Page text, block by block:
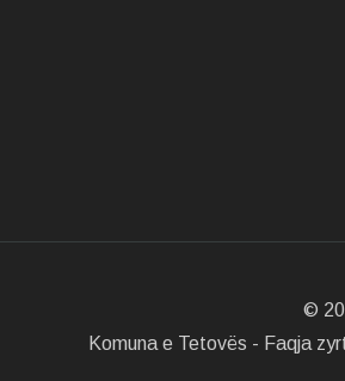
©
Komuna e Tetovës - Faqja